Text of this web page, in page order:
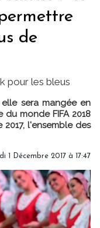
de
pour les bleus
sera mangée en
monde FIFA 2018
l'ensemble des
1 Décembre 2017 à 17:47